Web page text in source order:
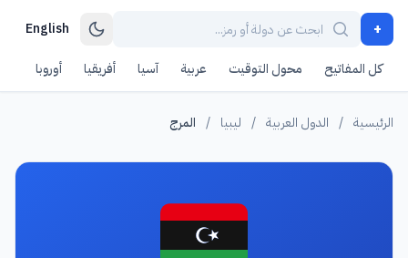
+
English
كل المفاتيح محول التوقيت عربية آسيا أفريقيا أوروبا
الرئيسية / الدول العربية / ليبيا / المرج